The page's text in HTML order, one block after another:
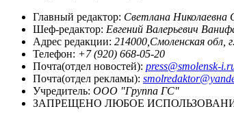
Главный редактор: Светлана Николаевна
Шеф-редактор: Евгений Валерьевич
Адрес редакции: 214000,Смоленская обл,
Телефон: +7 (920) 668-05-20
Почта(отдел новостей): press@smolensk-
Почта(отдел рекламы):
Учредитель: ООО "Группа ГС"
ЗАПРЕЩЕНО ЛЮБОЕ